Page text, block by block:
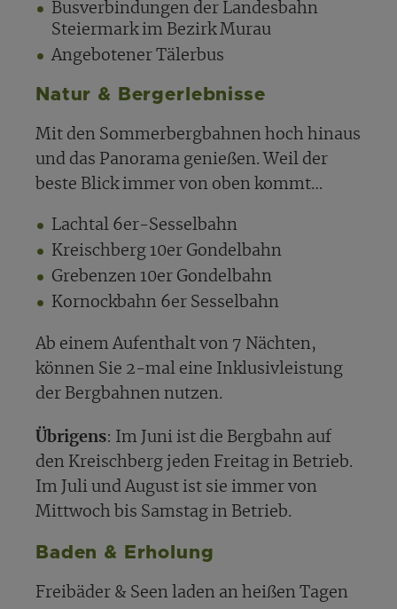
Busverbindungen der Landesbahn
Steiermark im Bezirk Murau
Angebotener Tälerbus
Natur & Bergerlebnisse
Mit den Sommerbergbahnen hoch hinaus
und das Panorama genießen. Weil der
beste Blick immer von oben kommt…
Lachtal 6er-Sesselbahn
Kreischberg 10er Gondelbahn
Grebenzen 10er Gondelbahn
Kornockbahn 6er Sesselbahn
Ab einem Aufenthalt von 7 Nächten,
können Sie 2-mal eine Inklusivleistung
der Bergbahnen nutzen.
Übrigens: Im Juni ist die Bergbahn auf
den Kreischberg jeden Freitag in Betrieb.
Im Juli und August ist sie immer von
Mittwoch bis Samstag in Betrieb.
Baden & Erholung
Freibäder & Seen laden an heißen Tagen